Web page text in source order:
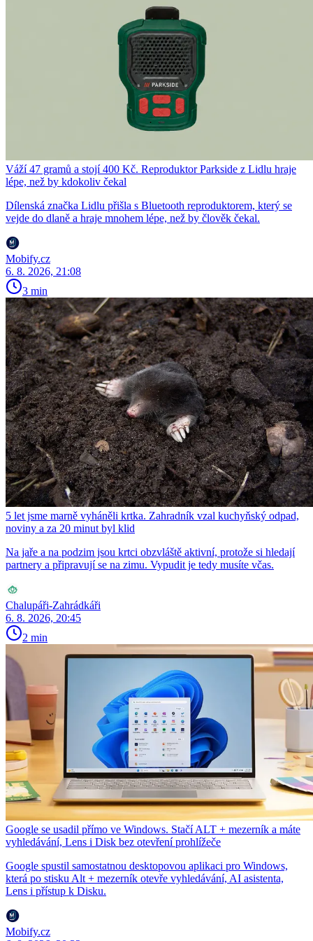
Váží 47 gramů a stojí 400 Kč. Reproduktor Parkside z Lidlu hraje
lépe, než by kdokoliv čekal
Dílenská značka Lidlu přišla s Bluetooth reproduktorem, který se
vejde do dlaně a hraje mnohem lépe, než by člověk čekal.
Mobify.cz
6. 8. 2026, 21:08
3 min
5 let jsme marně vyháněli krtka. Zahradník vzal kuchyňský odpad,
noviny a za 20 minut byl klid
Na jaře a na podzim jsou krtci obzvláště aktivní, protože si hledají
partnery a připravují se na zimu. Vypudit je tedy musíte včas.
Chalupáři-Zahrádkáři
6. 8. 2026, 20:45
2 min
Google se usadil přímo ve Windows. Stačí ALT + mezerník a máte
vyhledávání, Lens i Disk bez otevření prohlížeče
Google spustil samostatnou desktopovou aplikaci pro Windows,
která po stisku Alt + mezerník otevře vyhledávání, AI asistenta,
Lens i přístup k Disku.
Mobify.cz